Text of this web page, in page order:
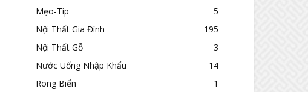
Mẹo-Típ
5
Nội Thất Gia Đình
195
Nội Thất Gỗ
3
Nước Uống Nhập Khẩu
14
Rong Biển
1